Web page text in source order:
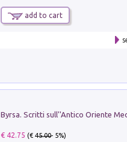
add to cart
€ 42.75 (€45.00- 5%)